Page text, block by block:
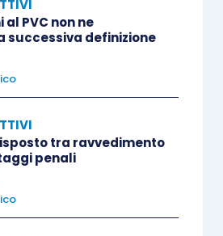
dà diritto ad usufruire
nell’articolo 2, comma 5, e
3, D.Lgs. 218/1997
dall’atto di definizione
parziale devono essere
medesimo decreto legislativo.
al PVC non ne
successiva definizione
tra ravvedimento
penali